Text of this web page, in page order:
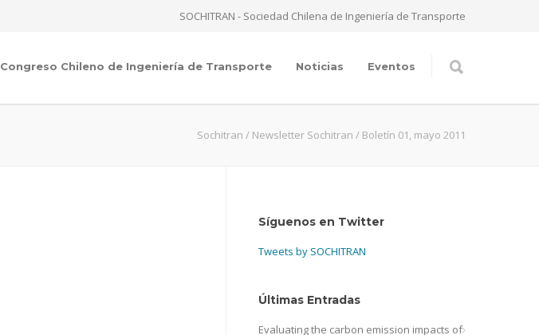
SOCHITRAN - Sociedad Chilena de Ingeniería de Transporte
Congreso Chileno de Ingeniería de Transporte Noticias Eventos
Sochitran / Newsletter Sochitran / Boletín 01, mayo 2011
Síguenos en Twitter
Tweets by SOCHITRAN
Últimas Entradas
Evaluating the carbon emission impacts of